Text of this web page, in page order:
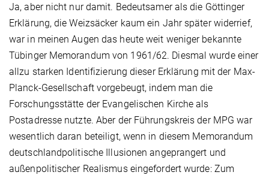
Ja, aber nicht nur damit. Bedeutsamer als die Göttinger
Erklärung, die Weizsäcker kaum ein Jahr später widerrief,
war in meinen Augen das heute weit weniger bekannte
Tübinger Memorandum von 1961/62. Diesmal wurde einer
allzu starken Identifizierung dieser Erklärung mit der Max-
Planck-Gesellschaft vorgebeugt, indem man die
Forschungsstätte der Evangelischen Kirche als
Postadresse nutzte. Aber der Führungskreis der MPG war
wesentlich daran beteiligt, wenn in diesem Memorandum
deutschlandpolitische Illusionen angeprangert und
außenpolitischer Realismus eingefordert wurde: Zum